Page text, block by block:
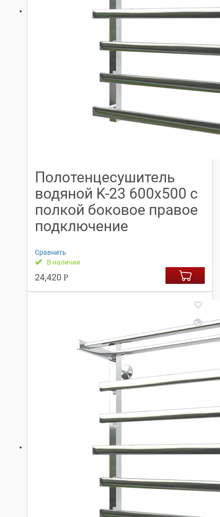
Полотенцесушитель
водяной K-23 600х500 с
полкой боковое правое
подключение
Сравнить
В наличии
24,420 Р